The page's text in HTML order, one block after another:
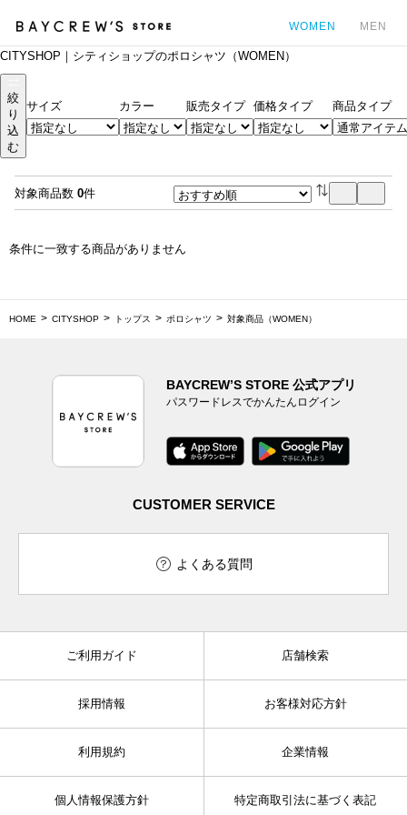
WOMEN MEN
CITYSHOP｜シティショップのポロシャツ（WOMEN）
絞
り
込
む
サイズ カラー 販売タイプ 価格タイプ 商品タイプ
対象商品数 0件
条件に一致する商品がありません
HOME CITYSHOP トップス ポロシャツ 対象商品（WOMEN）
BAYCREW’S STORE 公式アプリ
パスワードレスでかんたんログイン
CUSTOMER SERVICE
よくある質問
ご利用ガイド 店舗検索
採用情報 お客様対応方針
利用規約 企業情報
個人情報保護方針 特定商取引法に基づく表記